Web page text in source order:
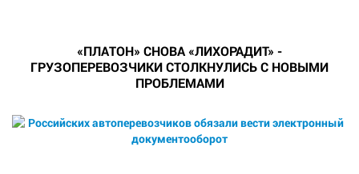
«ПЛАТОН» СНОВА «ЛИХОРАДИТ» -
ГРУЗОПЕРЕВОЗЧИКИ СТОЛКНУЛИСЬ С НОВЫМИ
ПРОБЛЕМАМИ